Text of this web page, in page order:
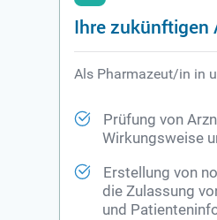
Ihre zukünftigen
Als Pharmazeut/in in
Prüfung von
Wirkungsweise
Erstellung von
die Zulassung
und